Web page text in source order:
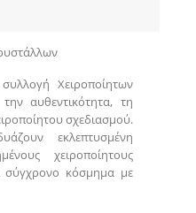
Χειροποίητων
αυθεντικότητα, τη
σχεδιασμού.
εκλεπτυσμένη
χειροποίητους
σύγχρονο κόσμημα με